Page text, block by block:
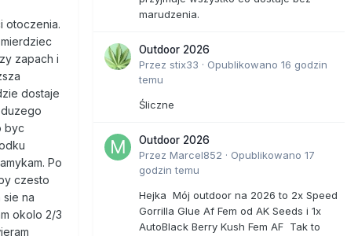
otoczenia.
zapach i
dostaje
byc
Po
czesto
na
okolo 2/3
marudzenia.
Outdoor 2026
Przez stix33 · Opublikowano 16 godzin
temu
Śliczne
Outdoor 2026
Przez Marcel852 · Opublikowano 17
godzin temu
Hejka Mój outdoor na 2026 to 2x Speed
Gorrilla Glue Af Fem od AK Seeds i 1x
AutoBlack Berry Kush Fem AF Tak to